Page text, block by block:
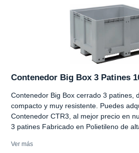
Contenedor Big Box 3 Patines
Contenedor Big Box cerrado 3 patines,
compacto y muy resistente. Puedes
Contenedor CTR3, al mejor precio en
3 patines Fabricado en Polietileno de
Ver más